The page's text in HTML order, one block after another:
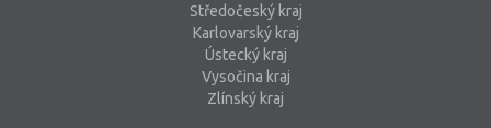
Středočeský kraj
Karlovarský kraj
Ústecký kraj
Vysočina kraj
Zlínský kraj